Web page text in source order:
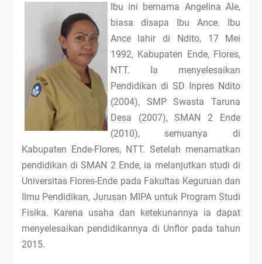
Ibu ini bernama Angelina Ale,
biasa disapa Ibu Ance. Ibu
Ance lahir di Ndito, 17 Mei
1992, Kabupaten Ende, Flores,
NTT. Ia menyelesaikan
Pendidikan di SD Inpres Ndito
(2004), SMP Swasta Taruna
Desa (2007), SMAN 2 Ende
(2010), semuanya di
Kabupaten Ende-Flores, NTT. Setelah menamatkan
pendidikan di SMAN 2 Ende, ia melanjutkan studi di
Universitas Flores-Ende pada Fakultas Keguruan dan
Ilmu Pendidikan, Jurusan MIPA untuk Program Studi
Fisika. Karena usaha dan ketekunannya ia dapat
menyelesaikan pendidikannya di Unflor pada tahun
2015.